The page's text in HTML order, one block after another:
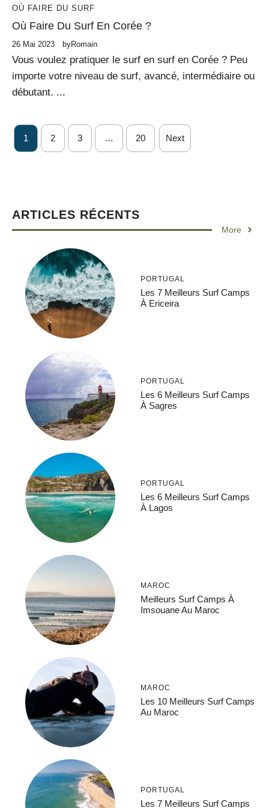
OÙ FAIRE DU SURF
Où Faire Du Surf En Corée ?
26 Mai 2023 byRomain
Vous voulez pratiquer le surf en surf en Corée ? Peu
importe votre niveau de surf, avancé, intermédiaire ou
débutant. ...
1 2 3 … 20 Next
ARTICLES RÉCENTS
More
PORTUGAL
Les 7 Meilleurs Surf Camps
À Ericeira
PORTUGAL
Les 6 Meilleurs Surf Camps
À Sagres
PORTUGAL
Les 6 Meilleurs Surf Camps
À Lagos
MAROC
Meilleurs Surf Camps À
Imsouane Au Maroc
MAROC
Les 10 Meilleurs Surf Camps
Au Maroc
PORTUGAL
Les 7 Meilleurs Surf Camps